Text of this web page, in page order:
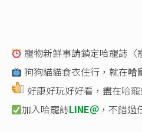
寵物新鮮事請鎖定哈寵誌〈
狗狗貓貓食衣住行，就在哈
好康好玩好好看，盡在哈
加入哈寵誌LINE＠ ，不錯過